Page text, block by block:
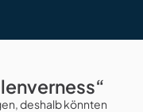
deshalb könnten